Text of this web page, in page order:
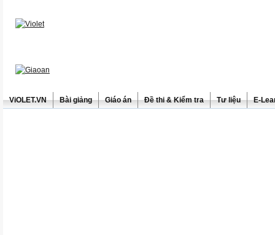
ViOLET.VN Bài giảng Giáo án Đề thi & Kiểm tra Tư liệu E-